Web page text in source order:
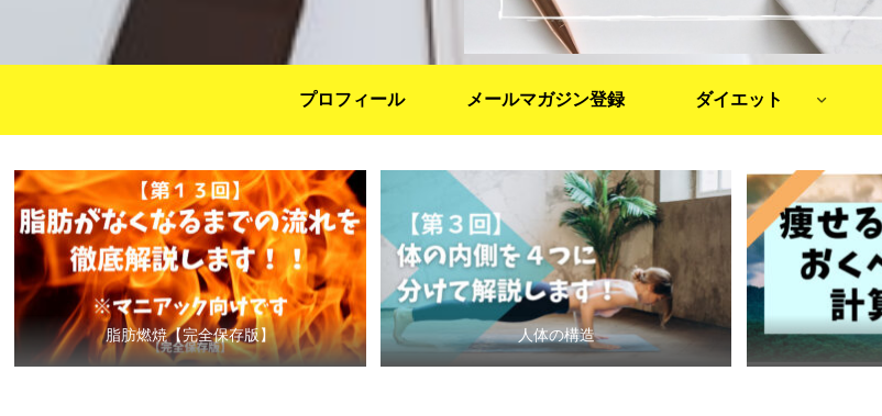
プロフィール メールマガジン登録 ダイエット
脂肪燃焼【完全保存版】 人体の構造